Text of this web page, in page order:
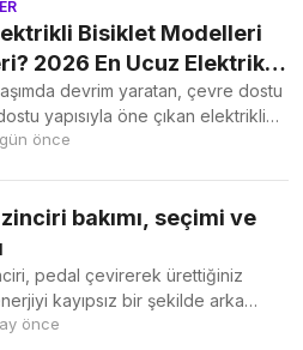
Bisiklet Modelleri
2026 En Ucuz Elektrikli
Ne Kadar?
devrim yaratan, çevre dostu
yapısıyla öne çıkan elektrikli
önce
bakımı, seçimi ve
pedal çevirerek ürettiğiniz
kayıpsız bir şekilde arka
ilerlemenizi sağlayan...
önce